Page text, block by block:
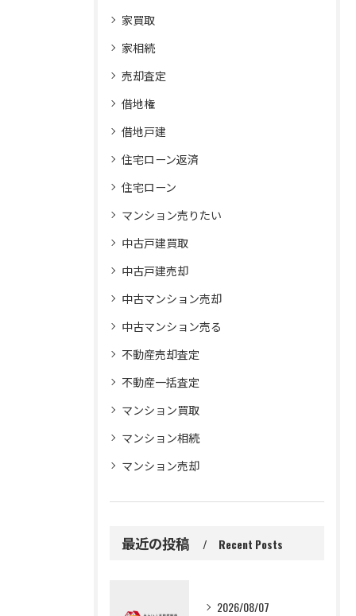
家買取
家相続
売却査定
借地権
借地戸建
住宅ローン返済
住宅ローン
マンション売りたい
中古戸建買取
中古戸建売却
中古マンション売却
中古マンション売る
不動産売却査定
不動産一括査定
マンション買取
マンション相続
マンション売却
最近の投稿 Recent Posts
2026/08/07